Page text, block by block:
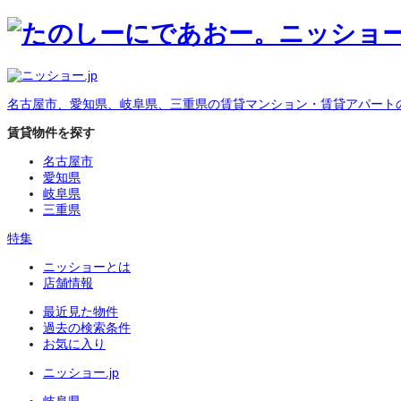
名古屋市、愛知県、岐阜県、三重県の賃貸マンション・賃貸アパート
賃貸物件を探す
名古屋市
愛知県
岐阜県
三重県
特集
ニッショーとは
店舗情報
最近見た物件
過去の検索条件
お気に入り
ニッショー.jp